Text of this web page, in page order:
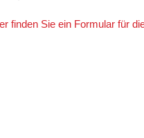
finden Sie ein Formular für